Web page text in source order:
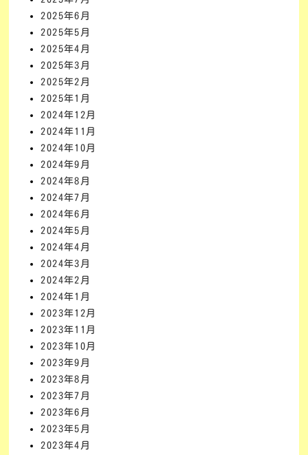
2025年6月
2025年5月
2025年4月
2025年3月
2025年2月
2025年1月
2024年12月
2024年11月
2024年10月
2024年9月
2024年8月
2024年7月
2024年6月
2024年5月
2024年4月
2024年3月
2024年2月
2024年1月
2023年12月
2023年11月
2023年10月
2023年9月
2023年8月
2023年7月
2023年6月
2023年5月
2023年4月